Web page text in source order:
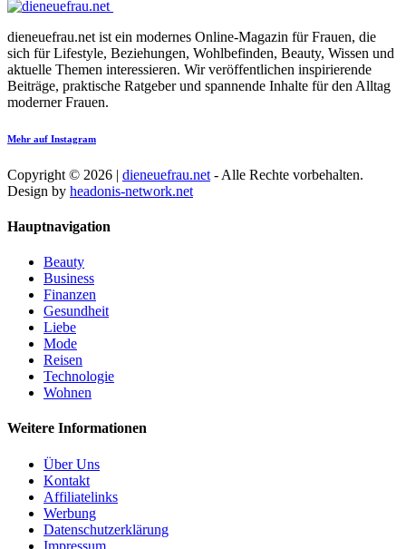
dieneuefrau.net ist ein modernes Online-Magazin für Frauen, die
sich für Lifestyle, Beziehungen, Wohlbefinden, Beauty, Wissen und
aktuelle Themen interessieren. Wir veröffentlichen inspirierende
Beiträge, praktische Ratgeber und spannende Inhalte für den Alltag
moderner Frauen.
Mehr auf Instagram
Copyright © 2026 | dieneuefrau.net - Alle Rechte vorbehalten.
Design by headonis-network.net
Hauptnavigation
Beauty
Business
Finanzen
Gesundheit
Liebe
Mode
Reisen
Technologie
Wohnen
Weitere Informationen
Über Uns
Kontakt
Affiliatelinks
Werbung
Datenschutzerklärung
Impressum